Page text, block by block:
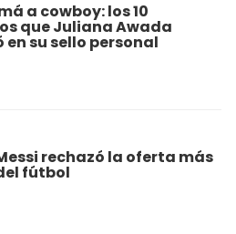
a cowboy: los 10
que Juliana Awada
su sello personal
rechazó la oferta más
fútbol